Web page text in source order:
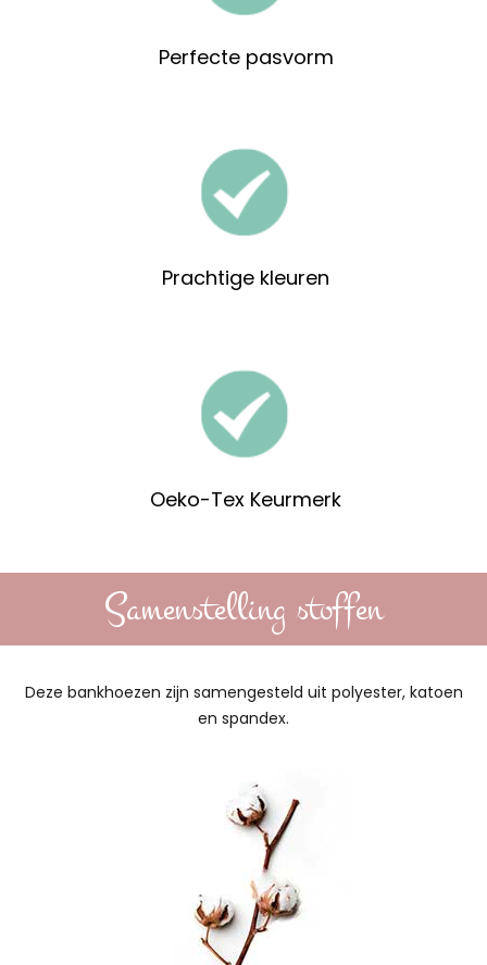
Perfecte pasvorm
Prachtige kleuren
Oeko-Tex Keurmerk
Samenstelling stoffen
Deze bankhoezen zijn samengesteld uit polyester, katoen
en spandex.